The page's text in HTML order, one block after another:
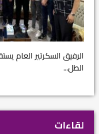
الرفيق السكرتير العام
الطل...
لقاءات